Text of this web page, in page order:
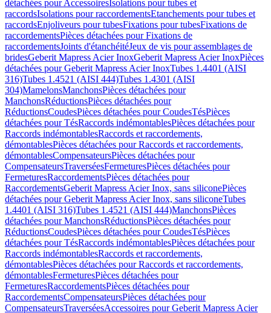
détachées pour AccessoiresIsolations pour tubes et
raccordsIsolations pour raccordementsEtanchements pour tubes et
raccordsEnjoliveurs pour tubesFixations pour tubesFixations de
raccordementsPièces détachées pour Fixations de
raccordementsJoints d'étanchéitéJeux de vis pour assemblages de
bridesGeberit Mapress Acier InoxGeberit Mapress Acier InoxPièces
détachées pour Geberit Mapress Acier InoxTubes 1.4401 (AISI
316)Tubes 1.4521 (AISI 444)Tubes 1.4301 (AISI
304)MamelonsManchonsPièces détachées pour
ManchonsRéductionsPièces détachées pour
RéductionsCoudesPièces détachées pour CoudesTésPièces
détachées pour TésRaccords indémontablesPièces détachées pour
Raccords indémontablesRaccords et raccordements,
démontablesPièces détachées pour Raccords et raccordements,
démontablesCompensateursPièces détachées pour
CompensateursTraverséesFermeturesPièces détachées pour
FermeturesRaccordementsPièces détachées pour
RaccordementsGeberit Mapress Acier Inox, sans siliconePièces
détachées pour Geberit Mapress Acier Inox, sans siliconeTubes
1.4401 (AISI 316)Tubes 1.4521 (AISI 444)ManchonsPièces
détachées pour ManchonsRéductionsPièces détachées pour
RéductionsCoudesPièces détachées pour CoudesTésPièces
détachées pour TésRaccords indémontablesPièces détachées pour
Raccords indémontablesRaccords et raccordements,
démontablesPièces détachées pour Raccords et raccordements,
démontablesFermeturesPièces détachées pour
FermeturesRaccordementsPièces détachées pour
RaccordementsCompensateursPièces détachées pour
CompensateursTraverséesAccessoires pour Geberit Mapress Acier